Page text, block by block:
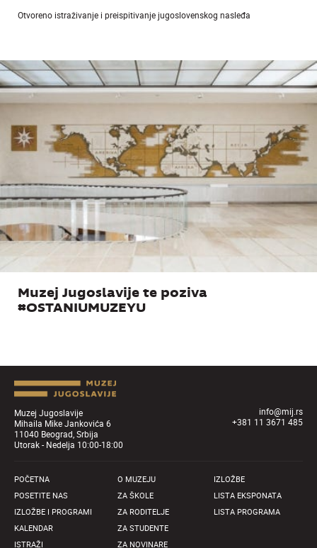
Otvoreno istraživanje i preispitivanje jugoslovenskog nasleđa
Muzej Jugoslavije te poziva
#OSTANIUMUZEYU
Muzej Jugoslavije
Mihaila Mike Jankovića 6
11040 Beograd, Srbija
Utorak - Nedelja 10:00-18:00
info@mij.rs
+381 11 3671 485
POČETNA
POSETITE NAS
IZLOŽBE I PROGRAMI
KALENDAR
ISTRAŽI
O MUZEJU
ZA ŠKOLE
ZA RODITELJE
ZA STUDENTE
ZA NOVINARE
IZLOŽBE
LISTA EKSPONATA
LISTA PROGRAMA